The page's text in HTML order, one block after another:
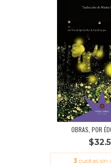
OBRAS, POR
3 cuotas sin